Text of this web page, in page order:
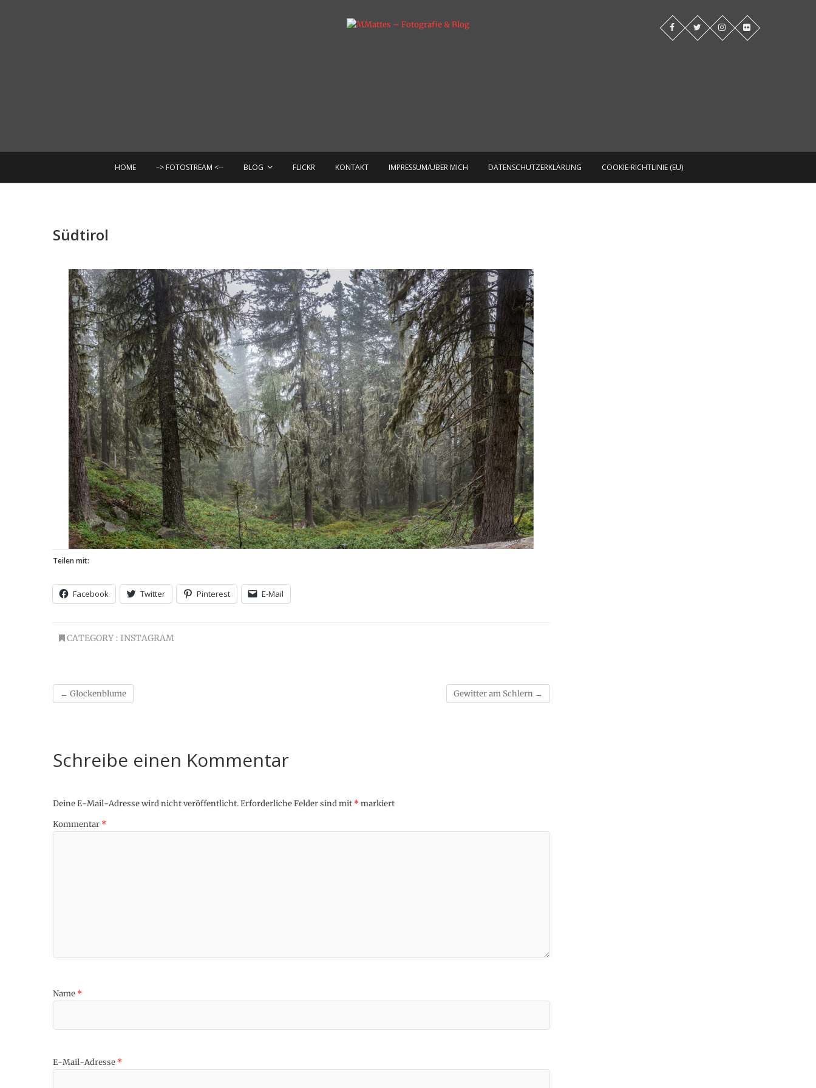
HOME –> FOTOSTREAM <-- BLOG FLICKR KONTAKT IMPRESSUM/ÜBER MICH DATENSCHUTZERKLÄRUNG COOKIE-RICHTLINIE (EU)
Südtirol
Teilen mit:
Facebook Twitter Pinterest E-Mail
CATEGORY : INSTAGRAM
← Glockenblume Gewitter am Schlern →
Schreibe einen Kommentar
Deine E-Mail-Adresse wird nicht veröffentlicht.Erforderliche Felder sind mit *markiert
Kommentar *
Name *
E-Mail-Adresse *